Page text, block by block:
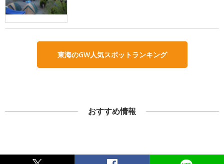
東海のGW人気スポットランキング
おすすめ情報